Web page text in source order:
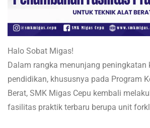
Halo Sobat Migas!
Dalam rangka menunjang peningkatan
pendidikan, khususnya pada Program
Berat, SMK Migas Cepu kembali
fasilitas praktik terbaru berupa unit